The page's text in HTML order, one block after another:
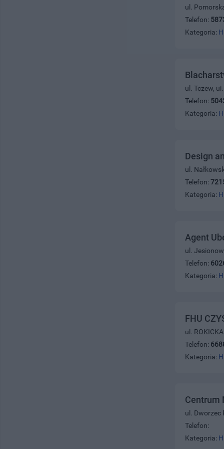
ul.
Telefon:
Kategoria:
ul. Tczew,
Telefon:
Kategoria:
Design
ul.
Telefon:
Kategoria:
Agent
ul.
Telefon:
Kategoria:
FHU
ul.
Telefon:
Kategoria:
Centrum
ul. Dworzec
Telefon:
Kategoria: